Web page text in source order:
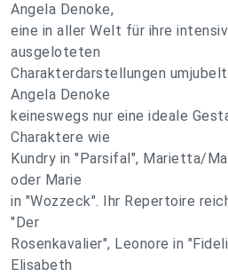
Angela Denoke,
eine in aller Welt für ihre
ausgeloteten
Charakterdarstellungen
Angela Denoke
keineswegs nur eine ideale
Charaktere wie
Kundry in "Parsifal", Marietta/
oder Marie
in "Wozzeck". Ihr Repertoire
"Der
Rosenkavalier", Leonore in
Elisabeth